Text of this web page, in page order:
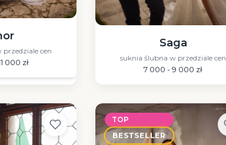
cen
000 zł
Saga
suknia ślubna w przedziale cen
7 000 - 9 000 zł
TOP
BESTSELLER